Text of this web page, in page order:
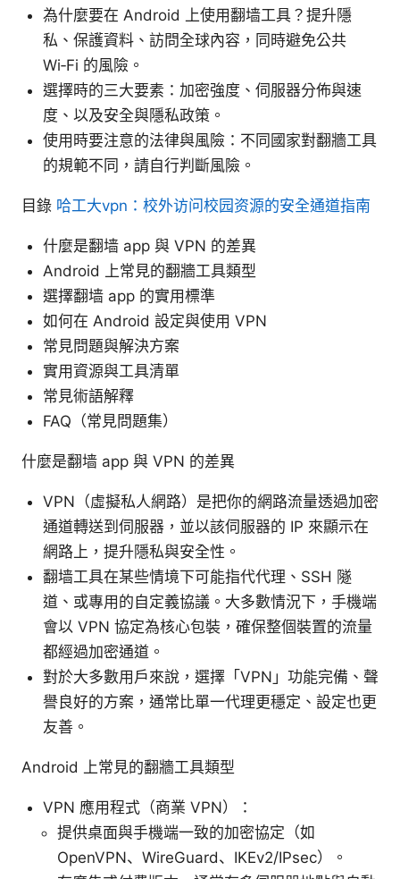
為什麼要在 Android 上使用翻墙工具？提升隱
私、保護資料、訪問全球內容，同時避免公共
Wi‑Fi 的風險。
選擇時的三大要素：加密強度、伺服器分佈與速
度、以及安全與隱私政策。
使用時要注意的法律與風險：不同國家對翻牆工具
的規範不同，請自行判斷風險。
目錄 哈工大vpn：校外访问校园资源的安全通道指南
什麼是翻墙 app 與 VPN 的差異
Android 上常見的翻牆工具類型
選擇翻墙 app 的實用標準
如何在 Android 設定與使用 VPN
常見問題與解決方案
實用資源與工具清單
常見術語解釋
FAQ（常見問題集）
什麼是翻墙 app 與 VPN 的差異
VPN（虛擬私人網路）是把你的網路流量透過加密
通道轉送到伺服器，並以該伺服器的 IP 來顯示在
網路上，提升隱私與安全性。
翻墙工具在某些情境下可能指代代理、SSH 隧
道、或專用的自定義協議。大多數情況下，手機端
會以 VPN 協定為核心包裝，確保整個裝置的流量
都經過加密通道。
對於大多數用戶來說，選擇「VPN」功能完備、聲
譽良好的方案，通常比單一代理更穩定、設定也更
友善。
Android 上常見的翻牆工具類型
VPN 應用程式（商業 VPN）：
提供桌面與手機端一致的加密協定（如
OpenVPN、WireGuard、IKEv2/IPsec）。